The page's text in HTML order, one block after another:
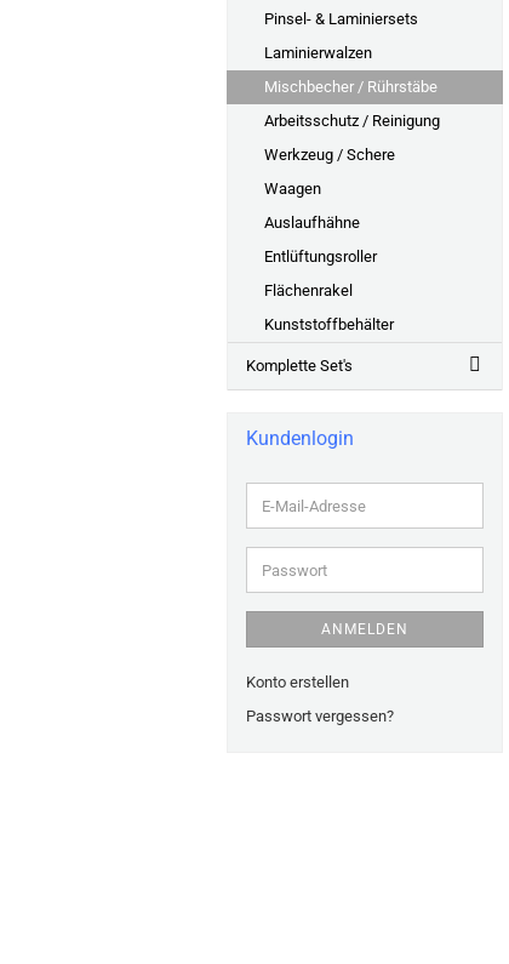
Pinsel- & Laminiersets
Laminierwalzen
Mischbecher / Rührstäbe
Arbeitsschutz / Reinigung
Werkzeug / Schere
Waagen
Auslaufhähne
Entlüftungsroller
Flächenrakel
Kunststoffbehälter
Komplette Set's
Kundenlogin
E-
Mail-
Adresse
Passwort
ANMELDEN
Konto erstellen
Passwort vergessen?